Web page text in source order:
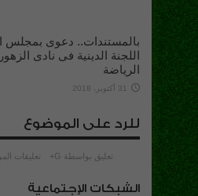
بالمستندات.. دعوى بمجلس
اللجنة الدينية فى نادى
الرياضة
31 أكتوبر، 2018
للرد على الموضوع
تعليقات تعليق بواسطة G+
الشبكات الإجتماعية